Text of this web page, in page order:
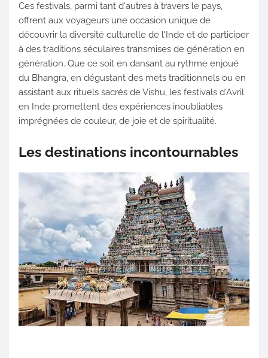
Ces festivals, parmi tant d'autres à travers le pays,
offrent aux voyageurs une occasion unique de
découvrir la diversité culturelle de l'Inde et de participer
à des traditions séculaires transmises de génération en
génération. Que ce soit en dansant au rythme enjoué
du Bhangra, en dégustant des mets traditionnels ou en
assistant aux rituels sacrés de Vishu, les festivals d'Avril
en Inde promettent des expériences inoubliables
imprégnées de couleur, de joie et de spiritualité.
Les destinations incontournables